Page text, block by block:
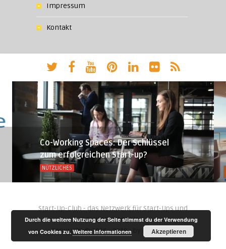
Impressum
Kontakt
Co-Working Spaces: Der Schlüssel
zum erfolgreichen Start-up?
NÜTZLICHES
Start-Up-Club - das Netzwerk für Start-Ups und
Business Angels.
Copyright © 2016 - 2019 - by
Negara AG
Durch die weitere Nutzung der Seite stimmst du der Verwendung
von Cookies zu.Weitere Informationen Akzeptieren